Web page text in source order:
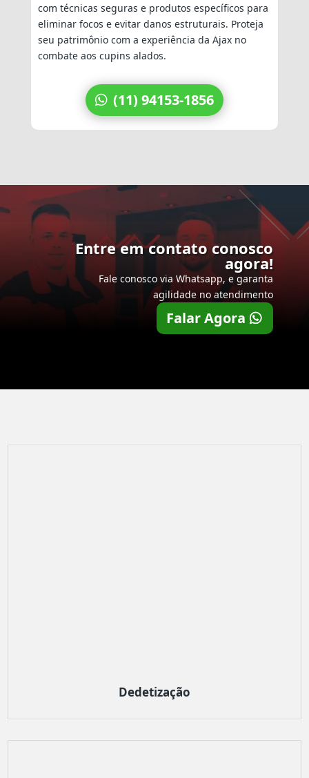
com técnicas seguras e produtos específicos para
eliminar focos e evitar danos estruturais. Proteja
seu patrimônio com a experiência da Ajax no
combate aos cupins alados.
(11) 94153-1856
Entre em contato conosco
agora!
Fale conosco via Whatsapp, e garanta
agilidade no atendimento
Falar Agora
Dedetização